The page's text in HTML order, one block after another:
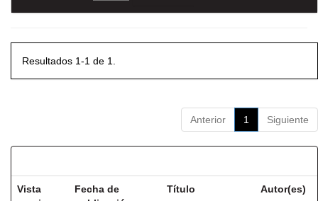
Resultados 1-1 de 1.
Anterior 1 Siguiente
Vista
Fecha de
Título Autor(es)